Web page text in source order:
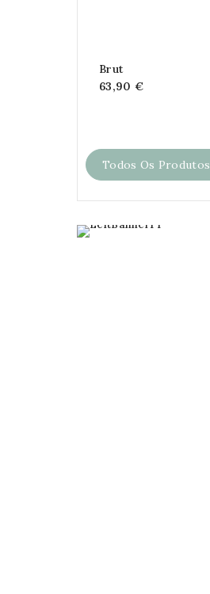
Brut
63,90 €
Todos Os Produtos